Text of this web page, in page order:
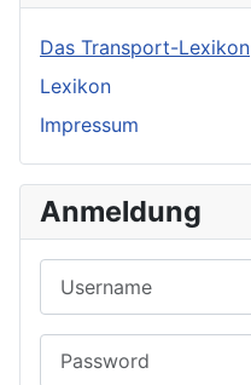
Das Transport-Lexikon
Lexikon
Impressum
Anmeldung